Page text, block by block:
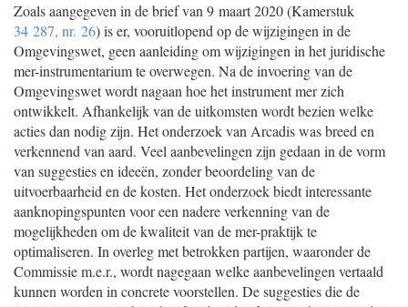
Zoals aangegeven in de brief van 9 maart 2020 (Kamerstuk
34 287, nr. 26) is er, vooruitlopend op de wijzigingen in de
Omgevingswet, geen aanleiding om wijzigingen in het juridische
mer-instrumentarium te overwegen. Na de invoering van de
Omgevingswet wordt nagaan hoe het instrument mer zich
ontwikkelt. Afhankelijk van de uitkomsten wordt bezien welke
acties dan nodig zijn. Het onderzoek van Arcadis was breed en
verkennend van aard. Veel aanbevelingen zijn gedaan in de vorm
van suggesties en ideeën, zonder beoordeling van de
uitvoerbaarheid en de kosten. Het onderzoek biedt interessante
aanknopingspunten voor een nadere verkenning van de
mogelijkheden om de kwaliteit van de mer-praktijk te
optimaliseren. In overleg met betrokken partijen, waaronder de
Commissie m.e.r., wordt nagegaan welke aanbevelingen vertaald
kunnen worden in concrete voorstellen. De suggesties die de